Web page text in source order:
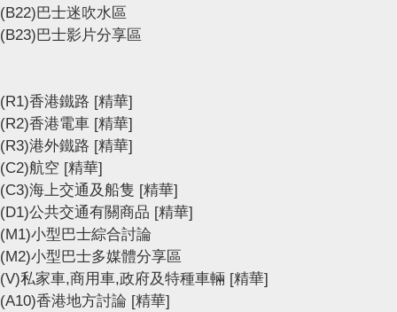
(B22)巴士迷吹水區
(B23)巴士影片分享區
(R1)香港鐵路 [精華]
(R2)香港電車 [精華]
(R3)港外鐵路 [精華]
(C2)航空 [精華]
(C3)海上交通及船隻 [精華]
(D1)公共交通有關商品 [精華]
(M1)小型巴士綜合討論
(M2)小型巴士多媒體分享區
(V)私家車,商用車,政府及特種車輛 [精華]
(A10)香港地方討論 [精華]